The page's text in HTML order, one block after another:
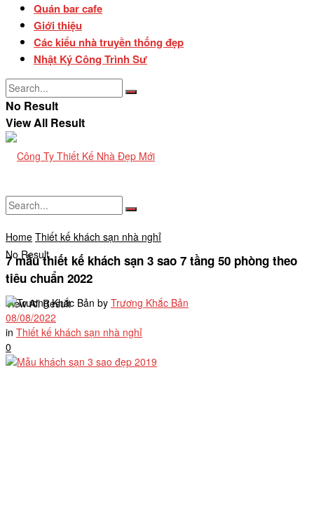
Quán bar cafe
Giới thiệu
Các kiểu nhà truyền thống đẹp
Nhật Ký Công Trình Sư
No Result
View All Result
No Result
View All Result
Home Thiết kế khách sạn nhà nghỉ
7 mẫu thiết kế khách sạn 3 sao 7 tầng 50 phòng theo
tiêu chuẩn 2022
by Trương Khắc Bản
08/08/2022
in Thiết kế khách sạn nhà nghỉ
0